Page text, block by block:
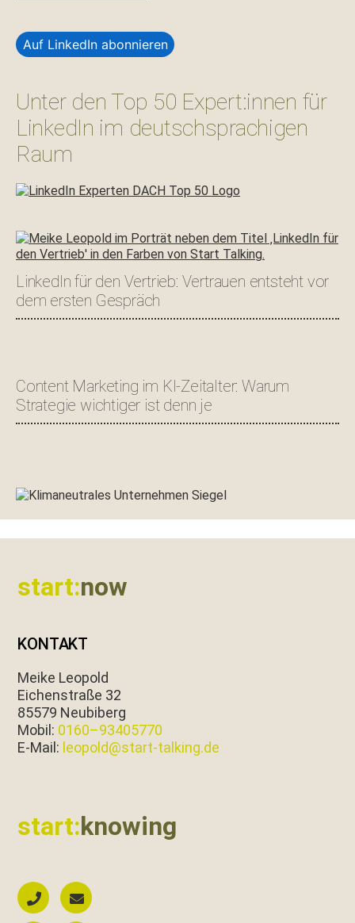
Auf LinkedIn abonnieren
Unter den Top 50 Expert:innen für
LinkedIn im deutschsprachigen
Raum
LinkedIn für den Vertrieb: Vertrauen entsteht vor
dem ersten Gespräch
Content Marketing im KI-Zeitalter: Warum
Strategie wichtiger ist denn je
start:now
KONTAKT
Meike Leopold
Eichen­straße 32
85579 Neubiberg
Mobil: 0160–93405770
E‑Mail: leopold@start-talking.de
start:knowing